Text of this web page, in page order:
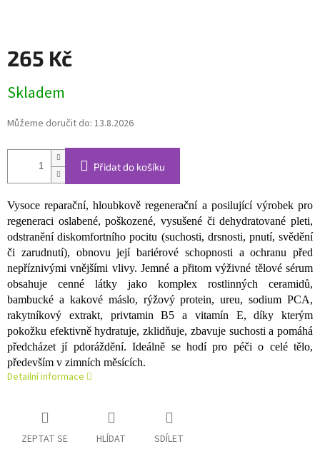
265 Kč
cena:
Skladem
Můžeme doručit do: 13.8.2026
Přidat do košíku
Vysoce reparační, hloubkově regenerační a posilující výrobek pro
regeneraci oslabené, poškozené, vysušené či dehydratované pleti,
odstranění diskomfortního pocitu (suchosti, drsnosti, pnutí, svědění
či zarudnutí), obnovu její bariérové schopnosti a ochranu před
nepříznivými vnějšími vlivy. Jemné a přitom výživné tělové sérum
obsahuje cenné látky jako komplex rostlinných ceramidů,
bambucké a kakové máslo, rýžový protein, ureu, sodium PCA,
rakytníkový extrakt, privtamin B5 a vitamín E, díky kterým
pokožku efektivně hydratuje, zklidňuje, zbavuje suchosti a pomáhá
předcházet jí pdoráždění. Ideálně se hodí pro péči o celé tělo,
především v zimních měsících.
Detailní informace
ZEPTAT SE HLÍDAT SDÍLET